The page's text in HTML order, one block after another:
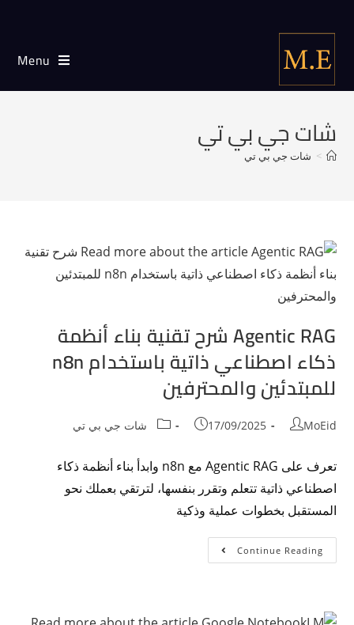
Menu
شات جي بي تي
> شات جي بي تي
Agentic RAG شرح تقنية بناء أنظمة
ذكاء اصطناعي ذاتية باستخدام n8n
للمبتدئين والمحترفين
MoEid
17/09/2025 شات جي بي تي
تعرف على Agentic RAG مع n8n وابدأ بناء أنظمة ذكاء
اصطناعي ذاتية تتعلم وتقرر بنفسها، لترتقي بعملك نحو
المستقبل بخطوات عملية وذكية
Continue Reading